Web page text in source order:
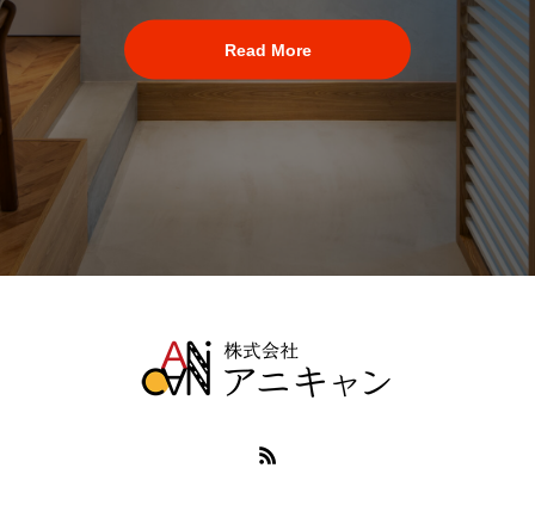
Read More